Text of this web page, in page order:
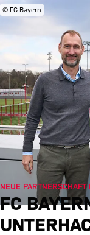
© FC Bayern
NEUE
FC